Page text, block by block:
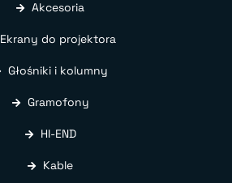
Akcesoria
Ekrany do projektora
Głośniki i kolumny
Gramofony
HI-END
Kable